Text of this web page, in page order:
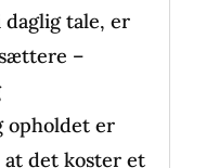
daglig tale, er
–
opholdet er
det koster et